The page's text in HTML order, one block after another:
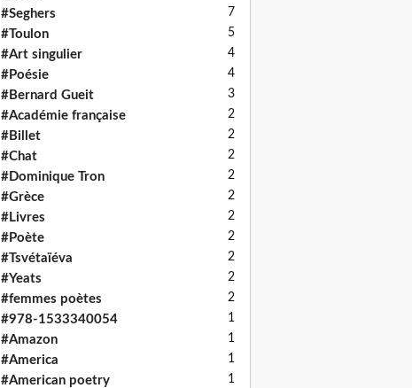
#Seghers 7
#Toulon 5
#Art singulier 4
#Poésie 4
#Bernard Gueit 3
#Académie française 2
#Billet 2
#Chat 2
#Dominique Tron 2
#Grèce 2
#Livres 2
#Poète 2
#Tsvétaïéva 2
#Yeats 2
#femmes poètes 2
#978-1533340054 1
#Amazon 1
#America 1
#American poetry 1